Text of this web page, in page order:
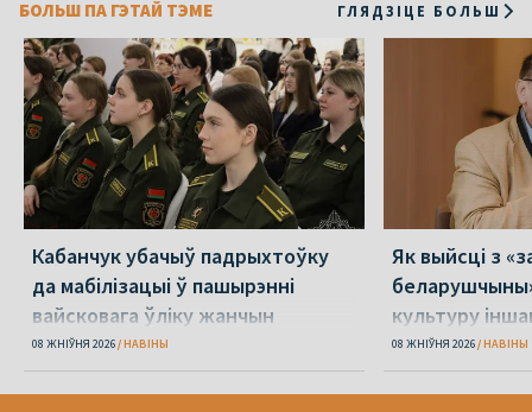
БОЛЬШ ПА ГЭТАЙ ТЭМЕ ГЛЯДЗІЦЕ БОЛЬШ
Кабанчук убачыў падрыхтоўку
да мабілізацыі ў пашырэнні
вайсковага ўліку жанчын
08 ЖНІЎНЯ 2026 НАВІНЫ
Як выйсці з
культуру
свет уласную
08 ЖНІЎНЯ 2026 НАВІНЫ